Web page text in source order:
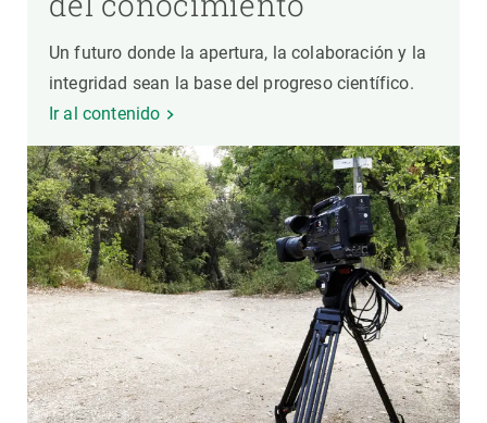
Un futuro donde la apertura, la colaboración y la
integridad sean la base del progreso científico.
Ir al contenido